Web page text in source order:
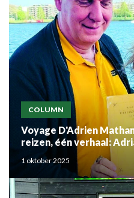
COLUMN
Voyage D'Adrien
reizen, één verhaal:
Mouden
1 oktober 2025